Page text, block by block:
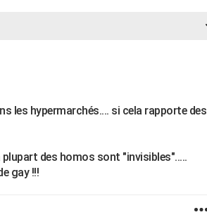
les hypermarchés.... si cela rapporte des
des homos sont "invisibles".....
gay !!!